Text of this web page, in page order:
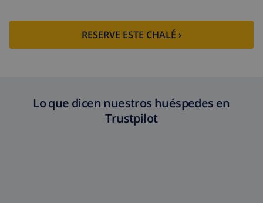
RESERVE ESTE CHALÉ ›
Lo que dicen nuestros huéspedes en
Trustpilot